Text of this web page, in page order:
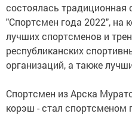
состоялась традиционная
"Спортсмен года 2022", на
лучших спортсменов и
республиканских
организаций, а также
Спортсмен из Арска
корэш - стал спортсменом